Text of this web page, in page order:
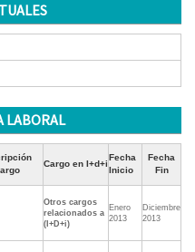
LABORAL
Cargo en I+d+i
Fecha
Inicio
Fecha
Fin
Otros cargos
relacionados a
(I+D+i)
Enero
2013
Diciembre
2013